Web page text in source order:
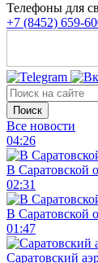
Телефоны для
+7 (8452) 659-
Поиск
Все новости
04:26
В Саратовской
02:31
В Саратовской
01:47
Саратовский